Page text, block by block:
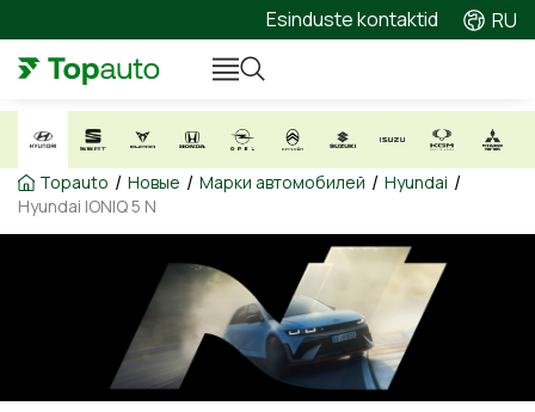
Esinduste kontaktid RU
Topauto / Новые / Марки автомобилей / Hyundai /
Hyundai IONIQ 5 N